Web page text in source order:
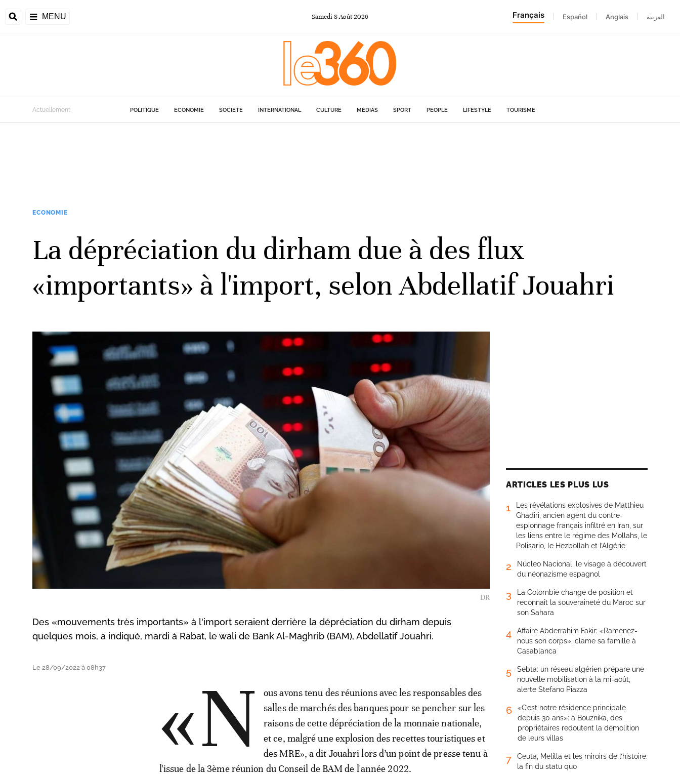
MENU Samedi 8Août2026 Français Español Anglais العربية
Actuellement POLITIQUE ECONOMIE SOCIÉTÉ INTERNATIONAL CULTURE MÉDIAS SPORT PEOPLE LIFESTYLE TOURISME
ECONOMIE
La dépréciation du dirham due à des flux
«importants» à l'import, selon Abdellatif Jouahri
DR
Des «mouvements très importants» à l'import seraient derrière la dépréciation du dirham depuis
quelques mois, a indiqué, mardi à Rabat, le wali de Bank Al-Maghrib (BAM), Abdellatif Jouahri.
Le 28/09/2022 à 08h37 «N
ous avons tenu des réunions avec les responsables des
salles de marchés des banques pour se pencher sur les
raisons de cette dépréciation de la monnaie nationale,
et ce, malgré une explosion des recettes touristiques et
des MRE», a dit Jouahri lors d’un point de presse tenu à
l'issue de la 3ème réunion du Conseil de BAM de l'année 2022.
ARTICLES LES PLUS LUS
1
Les révélations explosives de Matthieu
Ghadiri, ancien agent du contre-
espionnage français infiltré en Iran, sur
les liens entre le régime des Mollahs, le
Polisario, le Hezbollah et l’Algérie
2
Núcleo Nacional, le visage à découvert
du néonazisme espagnol
3
La Colombie change de position et
reconnaît la souveraineté du Maroc sur
son Sahara
4
Affaire Abderrahim Fakir: «Ramenez-
nous son corps», clame sa famille à
Casablanca
5
Sebta: un réseau algérien prépare une
nouvelle mobilisation à la mi-août,
alerte Stefano Piazza
6
«C’est notre résidence principale
depuis 30 ans»: à Bouznika, des
propriétaires redoutent la démolition
de leurs villas
7
Ceuta, Melilla et les miroirs de l’histoire:
la fin du statu quo